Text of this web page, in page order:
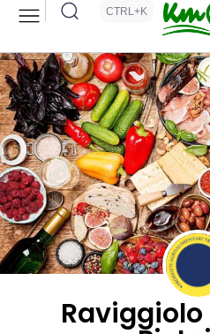
CTRL+K
Raviggiolo